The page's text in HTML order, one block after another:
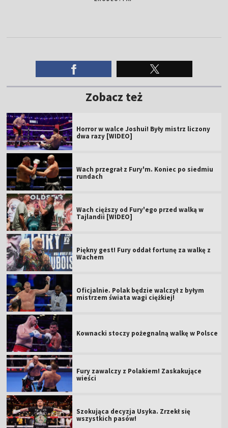
Zobacz też
Horror w walce Joshui! Były mistrz liczony
dwa razy [WIDEO]
Wach przegrał z Fury'm. Koniec po siedmiu
rundach
Wach cięższy od Fury'ego przed walką w
Tajlandii [WIDEO]
Piękny gest! Fury oddał fortunę za walkę z
Wachem
Oficjalnie. Polak będzie walczył z byłym
mistrzem świata wagi ciężkiej!
Kownacki stoczy pożegnalną walkę w Polsce
Fury zawalczy z Polakiem! Zaskakujące
wieści
Szokująca decyzja Usyka. Zrzekł się
wszystkich pasów!